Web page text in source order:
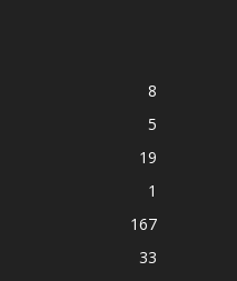
8
5
19
1
167
33